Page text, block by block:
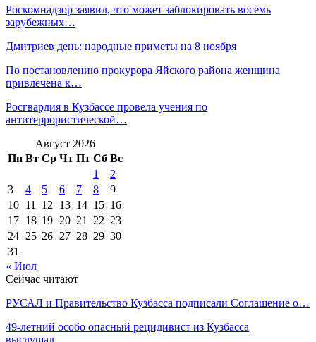
Роскомнадзор заявил, что может заблокировать восемь
зарубежных…
Дмитриев день: народные приметы на 8 ноября
По постановлению прокурора Яйского района женщина
привлечена к…
Росгвардия в Кузбассе провела учения по
антитеррористической…
Август 2026
Пн Вт Ср Чт Пт Сб Вс
1
2
3
4 5 6 7 8
9
10 11 12 13 14 15 16
17 18 19 20 21 22 23
24 25 26 27 28 29 30
31
« Июл
Сейчас читают
РУСАЛ и Правительство Кузбасса подписали Соглашение о…
49-летний особо опасный рецидивист из Кузбасса
выслушал…